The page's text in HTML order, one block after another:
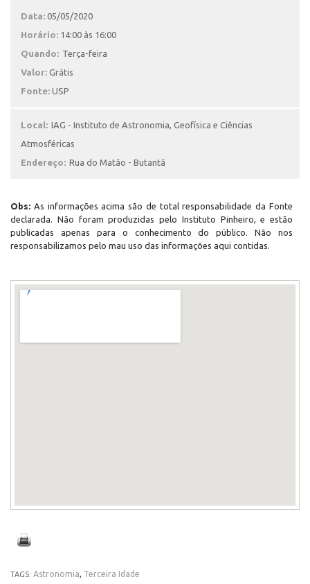
Data: 05/05/2020
Horário: 14:00 às 16:00
Quando: Terça-feira
Valor: Grátis
Fonte: USP
Local: IAG - Instituto de Astronomia, Geofísica e Ciências
Atmosféricas
Endereço: Rua do Matão - Butantã
Obs: As informações acima são de total responsabilidade da Fonte
declarada. Não foram produzidas pelo Instituto Pinheiro, e estão
publicadas apenas para o conhecimento do público. Não nos
responsabilizamos pelo mau uso das informações aqui contidas.
TAGS: Astronomia, Terceira Idade